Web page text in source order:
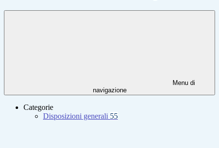
Menu di
navigazione
Categorie
Disposizioni generali 55